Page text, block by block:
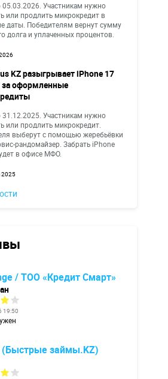
Участникам нужно
или продлить микрокредит в
даты. Победителям вернут сумму
долга и уплаченных процентов.
KZ разыгрывает iPhone 17
за оформленные
Участникам нужно
или продлить микрокредит.
выберут с помощью жеребьёвки
рандомайзер. Забрать iPhone
в офисе МФО.
2025
/ ТОО «Кредит Смарт»
19:50
(Быстрые займы.KZ)